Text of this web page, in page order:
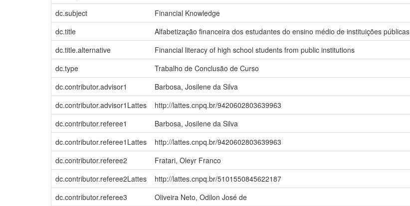
dc.subject
Financial Knowledge
dc.title
Alfabetização financeira dos estudantes do ensino médio de instituições públicas
dc.title.alternative
Financial literacy of high school students from public institutions
dc.type
Trabalho de Conclusão de Curso
dc.contributor.advisor1
Barbosa, Josilene da Silva
dc.contributor.advisor1Lattes
http://lattes.cnpq.br/9420602803639963
dc.contributor.referee1
Barbosa, Josilene da Silva
dc.contributor.referee1Lattes
http://lattes.cnpq.br/9420602803639963
dc.contributor.referee2
Fratari, Oleyr Franco
dc.contributor.referee2Lattes
http://lattes.cnpq.br/5101550845622187
dc.contributor.referee3
Oliveira Neto, Odilon José de